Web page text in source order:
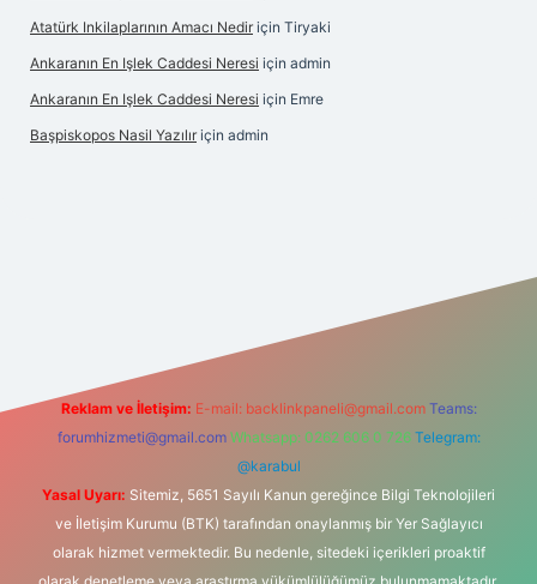
Atatürk Inkilaplarının Amacı Nedir için Tiryaki
Ankaranın En Işlek Caddesi Neresi için admin
Ankaranın En Işlek Caddesi Neresi için Emre
Başpiskopos Nasil Yazılır için admin
Reklam ve İletişim: E-mail: backlinkpaneli@gmail.com Teams:
forumhizmeti@gmail.com Whatsapp: 0262 606 0 726 Telegram:
@karabul
Yasal Uyarı: Sitemiz, 5651 Sayılı Kanun gereğince Bilgi Teknolojileri
ve İletişim Kurumu (BTK) tarafından onaylanmış bir Yer Sağlayıcı
olarak hizmet vermektedir. Bu nedenle, sitedeki içerikleri proaktif